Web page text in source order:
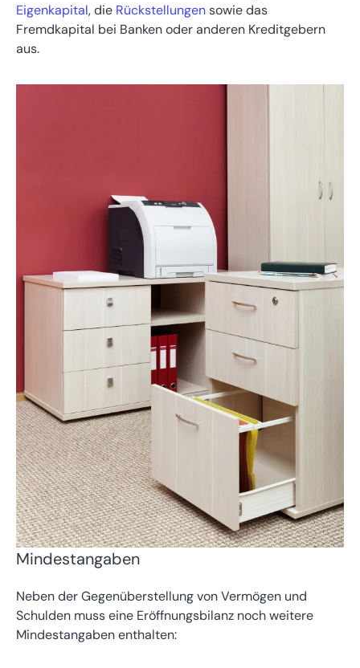
Eigenkapital, die Rückstellungensowie das
Fremdkapital bei Banken oder anderen Kreditgebern
aus.
Mindestangaben
Neben der Gegenüberstellung von Vermögen und
Schulden muss eine Eröffnungsbilanz noch weitere
Mindestangaben enthalten: